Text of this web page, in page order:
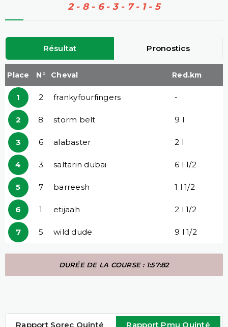
2 - 8 - 6 - 3 - 7 - 1 - 5
Résultat Pronostics
Place N° Cheval Red.km
1 2 frankyfourfingers -
2 8 storm belt 9 l
3 6 alabaster 2 l
4 3 saltarin dubai 6 l 1/2
5 7 barreesh 1 l 1/2
6 1 etijaah 2 l 1/2
7 5 wild dude 9 l 1/2
DURÉE DE LA COURSE : 1:57:82
Rapport Sorec Quinté Rapport Pmu Quinté